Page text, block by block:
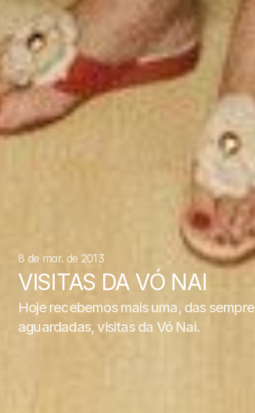
8 de mar. de 2013
VISITAS DA VÓ NAI
Hoje recebemos mais uma, das sempre
aguardadas, visitas da Vó Nai.